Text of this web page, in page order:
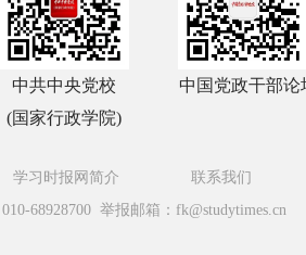
中共中央党校
(国家行政学院)
中国党政干部论
学习时报网简介
联系我们
68928700 举报邮箱：fk@studytimes.cn